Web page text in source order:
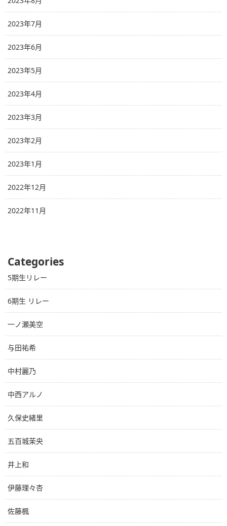
2023年7月
2023年6月
2023年5月
2023年4月
2023年3月
2023年2月
2023年1月
2022年12月
2022年11月
Categories
5期生リレー
6期生 リレー
一ノ瀬美空
与田祐希
中村麗乃
中西アルノ
久保史緒里
五百城茉央
井上和
伊藤理々杏
佐藤楓